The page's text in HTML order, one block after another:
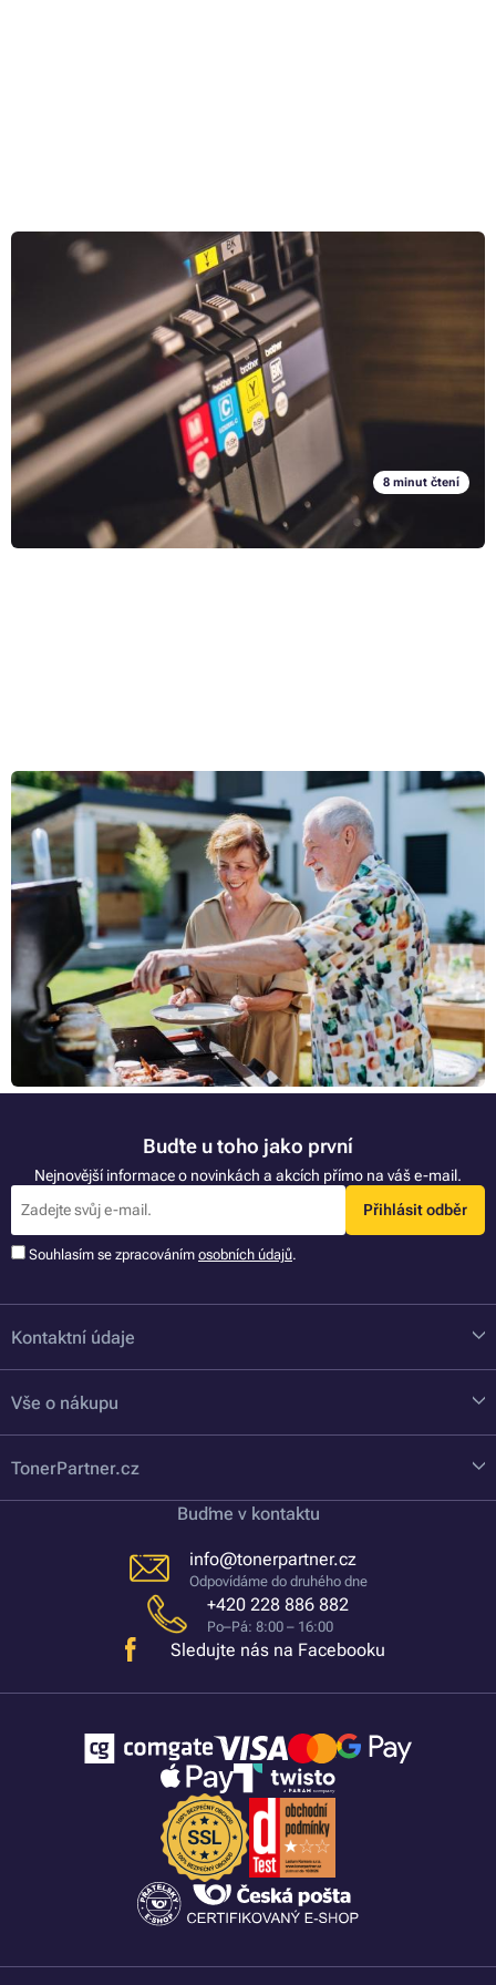
XL. vs klasická velikost náplně: Bude pasovat do tiskárny?
Pokud pro tisk využíváte inkoustovou tiskárnu, velmi pravděpodobně
jste v ní již měnili cartridge za nové poté, co ve starých došla náplň. Při
nákupu nových jste se pak zřejmě setkali s tím, že kromě originálních a
kompatibilních nebo chcete-li alternativních náplní, bylo na výběr i ze
standardních a XL verzí. Že nevíte, v čem se liší a v čem naopak
shodují? Nevadí. V následujících řádcích vám rozdíl v krátkosti stručně
a jasně vysvětlíme.
Celý článek »
8 minut čtení
Jak vybrat gril a objevit umění grilování
23. 6. 2023
Grilování je oblíbenou aktivitou mnoha lidí během teplých letních dní.
Pokud se rozhodnete pořídit si vlastní gril, můžete si užít chutné
pokrmy připravené přímo na ohni. Existuje několik typů grilů, které se
liší v použitém palivu a jejich konstrukci. V tomto článku vám
představíme různé typy grilů a poradíme vám, jak vybrat ten
nejvhodnější pro vaše potřeby.
Celý článek »
1 4 5 6 7 33 Další »
Buďte u toho jako první
Nejnovější informace o novinkách a akcích přímo na váš e-mail.
Přihlásit odběr
Souhlasím se zpracováním osobních údajů.
Kontaktní údaje
Vše o nákupu
TonerPartner.cz
Buďme v kontaktu
info@tonerpartner.cz
Odpovídáme do druhého dne
+420 228 886 882
Po–Pá: 8:00 – 16:00
Sledujte nás na Facebooku